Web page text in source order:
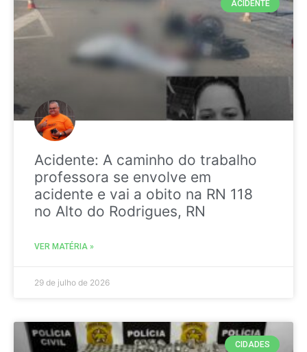
ACIDENTE
Acidente: A caminho do trabalho
professora se envolve em
acidente e vai a obito na RN 118
no Alto do Rodrigues, RN
VER MATÉRIA »
29 de julho de 2026
CIDADES